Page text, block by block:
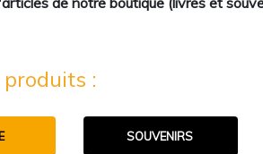
:
SOUVENIRS